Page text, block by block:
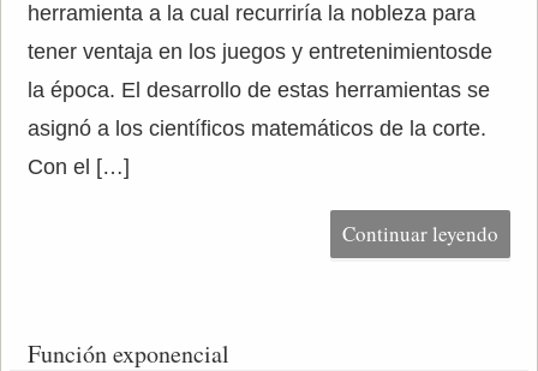
herramienta a la cual recurriría la nobleza para
tener ventaja en los juegos y entretenimientosde
la época. El desarrollo de estas herramientas se
asignó a los científicos matemáticos de la corte.
Con el […]
Continuar leyendo
Función exponencial